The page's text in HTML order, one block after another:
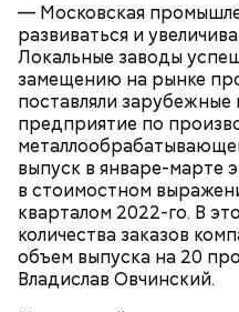
— Московская
развиваться и
Локальные заводы
замещению на рынке
поставляли зарубежные
предприятие по
выпуск в январе-марте
в стоимостном
кварталом 2022-го. В
количества заказов
объем выпуска на 20
Владислав Овчинский.
Московский
— Не люблю, когда
оставляют. Иногда
входа велосипед. И ты
там же ведь
велосипедов. Но без
а ставят у дверей. И
сильно, — сказал Иван,